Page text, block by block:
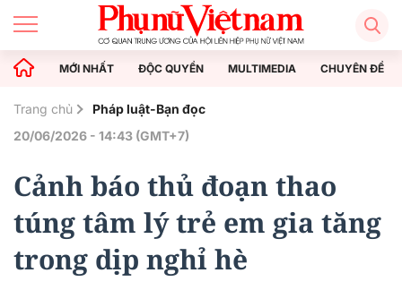
MỚI NHẤT ĐỘC QUYỀN MULTIMEDIA CHUYÊN ĐỀ
Trang chủ
Pháp luật-Bạn đọc
20/06/2026 - 14:43 (GMT+7)
Cảnh báo thủ đoạn thao
túng tâm lý trẻ em gia tăng
trong dịp nghỉ hè